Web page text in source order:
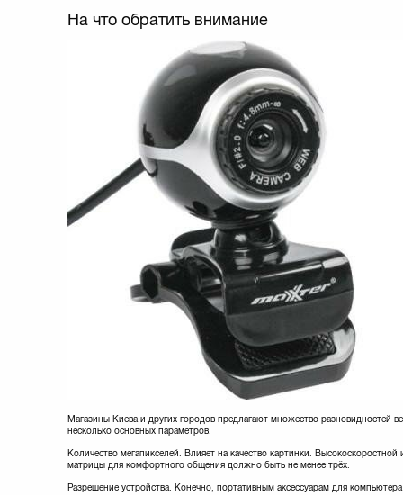
На что обратить внимание
Магазины Киева и других городов предлагают множество разновидностей
несколько основных параметров.
Количество мегапикселей. Влияет на качество картинки.
матрицы для комфортного общения должно быть не менее трёх.
Разрешение устройства. Конечно, портативным аксессуарам для